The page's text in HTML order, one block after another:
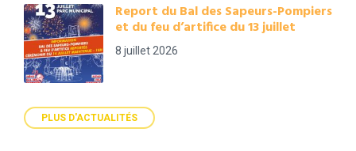
Report du Bal des Sapeurs-Pompiers
et du feu d’artifice du 13 juillet
8 juillet 2026
PLUS D'ACTUALITÉS